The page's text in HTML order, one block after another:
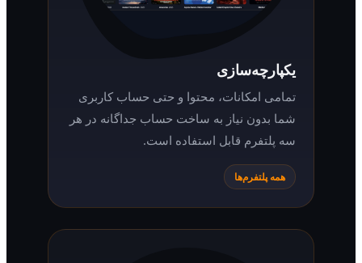
یکپارچه‌سازی
تمامی امکانات، محتوا و حتی حساب کاربری
شما بدون نیاز به ساخت حساب جداگانه در هر
سه پلتفرم قابل استفاده است.
همه پلتفرم‌ها